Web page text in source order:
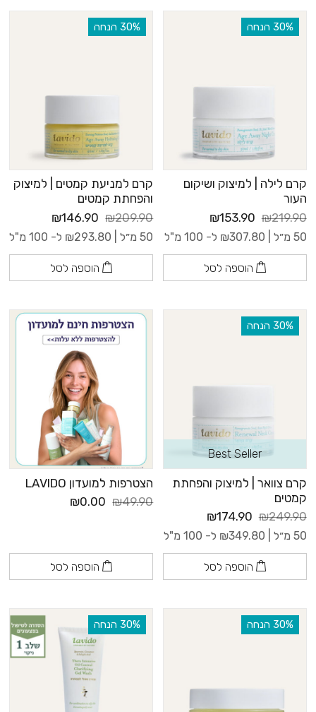
‫30% הנחה
קרם לילה | למיצוק ושיקום
העור
₪219.90
₪153.90
50 מ״ל | ₪307.80 ל- 100 מ"ל
הוספה לסל
‫30% הנחה
קרם למניעת קמטים | למיצוק
והפחתת קמטים
₪209.90
₪146.90
50 מ״ל | ₪293.80 ל- 100 מ"ל
הוספה לסל
‫30% הנחה
Best Seller
קרם צוואר | למיצוק והפחתת
קמטים
₪249.90
₪174.90
50 מ״ל | ₪349.80 ל- 100 מ"ל
הוספה לסל
הצטרפות למועדון LAVIDO
₪49.90
₪0.00
הוספה לסל
‫30% הנחה ‫30% הנחה